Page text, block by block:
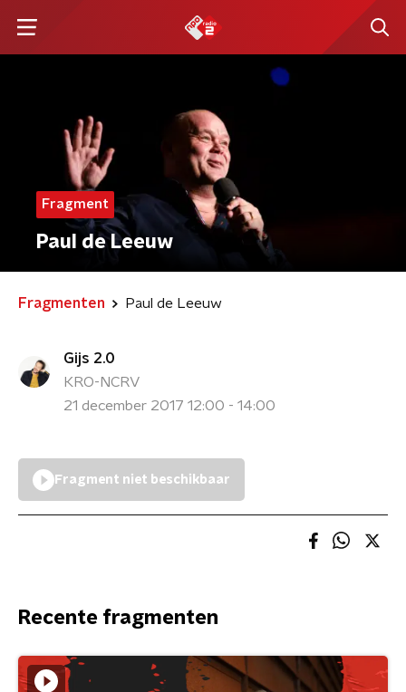
Fragment
Paul de Leeuw
Fragmenten Paul de Leeuw
Gijs 2.0
KRO-NCRV
21 december 2017 12:00 - 14:00
Fragment niet beschikbaar
Recente fragmenten